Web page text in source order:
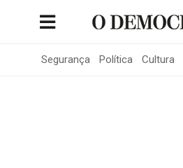
Segurança Política Cultura